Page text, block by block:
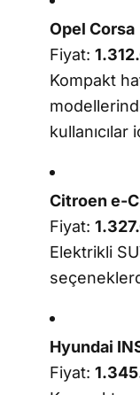
Opel Corsa
Fiyat:
Kompakt
Citroen e-
Fiyat:
Elektrikli
Hyundai
Fiyat: